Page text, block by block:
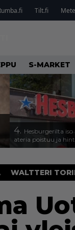
Tilt.fi
S-MARKET
4. Hesburgerilta
ateria poistuu ja
WALTTERI